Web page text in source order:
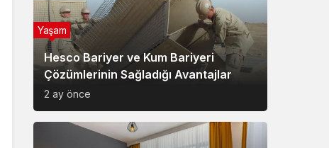
Sistem Modu
Sistem modunu seçin.
Hesco Bariyer ve Kum Bariyeri
Çözümlerinin Sağladığı Avantajlar
2 ay önce
Yaşam